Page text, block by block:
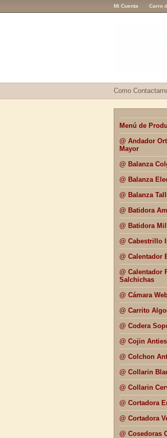
Mi Cuenta Carro
Como
Menú de
@ Andador
Mayor
@ Balanza
@ Balanza
@ Balanza
@ Batidora
@ Batidora
@ Cabestrillo
@ Calentador
@ Calentador
Salchichas
@ Cámara
@ Carrito
@ Codera
@ Cojin
@ Colchon
@ Collarin
@ Collarin
@ Cortadora
@ Cortadora
@ Cosedoras